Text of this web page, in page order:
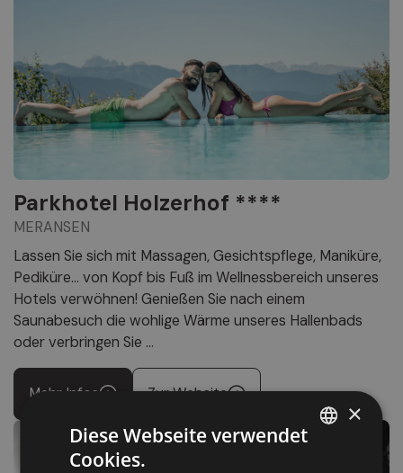
Parkhotel Holzerhof ****
MERANSEN
Lassen Sie sich mit Massagen, Gesichtspflege, Maniküre,
Pediküre... von Kopf bis Fuß im Wellnessbereich unseres
Hotels verwöhnen! Genießen Sie nach einem
Saunabesuch die wohlige Wärme unseres Hallenbads
oder verbringen Sie ...
Mehr Infos Zur Website
×
Diese Webseite verwendet
Cookies.